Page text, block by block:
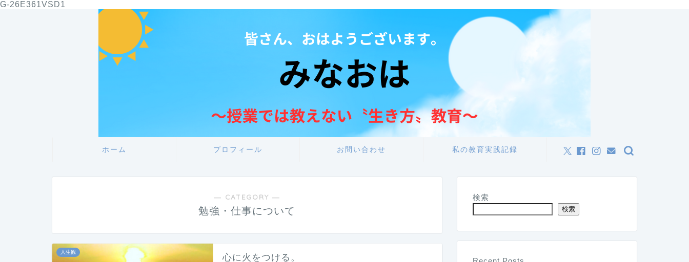
G-26E361VSD1
ホーム プロフィール お問い合わせ 私の教育実践記録
― CATEGORY ―
勉強・仕事について
人生観
心に火をつける。
検索
検索